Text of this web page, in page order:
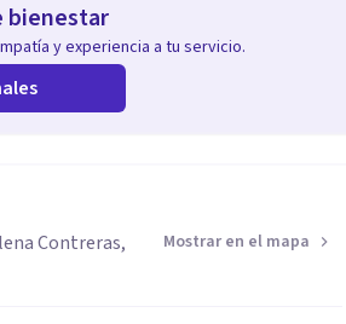
bienestar
y experiencia a tu servicio.
Contreras,
Mostrar en el mapa